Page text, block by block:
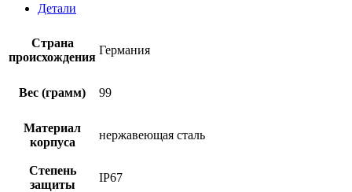
Детали
Страна
происхождения
Германия
Вес (грамм) 99
Материал
корпуса
нержавеющая сталь
Степень
защиты
IP67